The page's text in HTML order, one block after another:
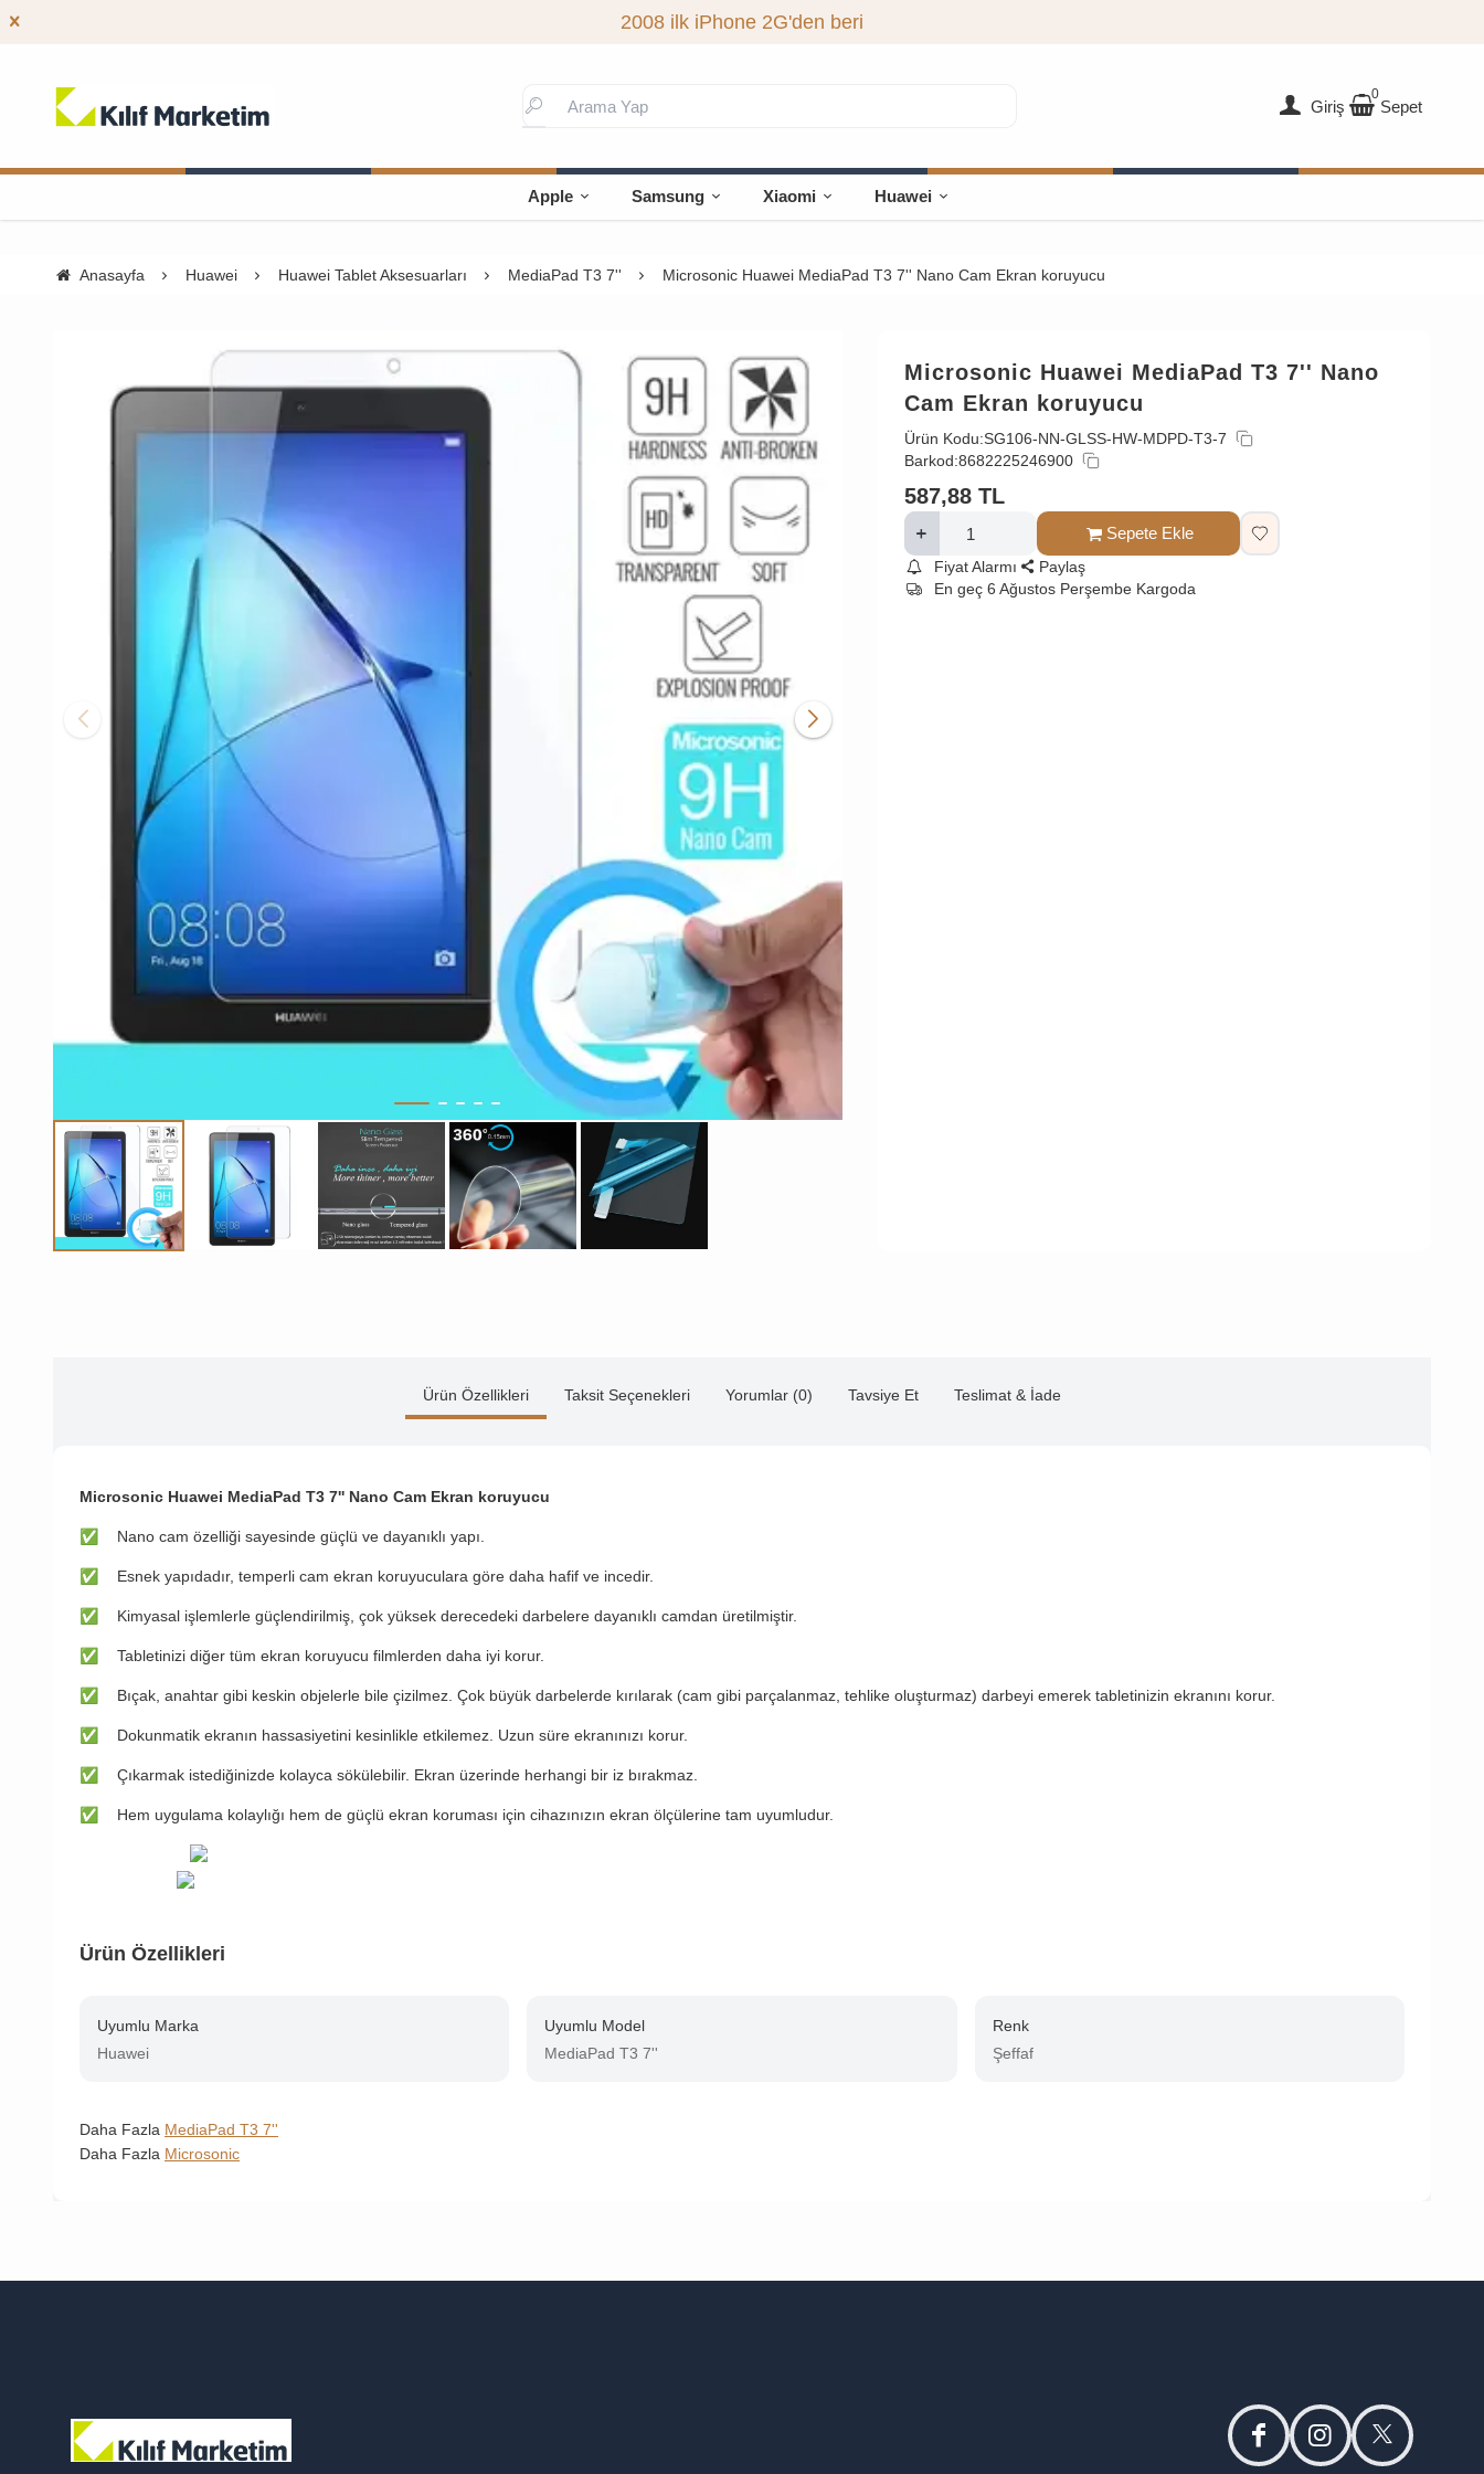
2008 ilk iPhone 2G'den beri
Giriş
0
Sepet
Apple Samsung Xiaomi Huawei
Anasayfa Huawei Huawei Tablet Aksesuarları MediaPad T3 7'' Microsonic Huawei MediaPad T3 7'' Nano Cam Ekran koruyucu
Microsonic Huawei MediaPad T3 7'' Nano
Cam Ekran koruyucu
Ürün Kodu:SG106-NN-GLSS-HW-MDPD-T3-7
Barkod:8682225246900
587,88 TL
Sepete Ekle
Fiyat Alarmı
Paylaş
En geç 6 Ağustos Perşembe Kargoda
Ürün Özellikleri Taksit Seçenekleri Yorumlar (0) Tavsiye Et Teslimat & İade
Microsonic Huawei MediaPad T3 7'' Nano Cam Ekran koruyucu
✅ Nano cam özelliği sayesinde güçlü ve dayanıklı yapı.
✅ ​Esnek yapıdadır, temperli cam ekran koruyuculara göre daha hafif ve incedir.
✅ ​Kimyasal işlemlerle güçlendirilmiş, çok yüksek derecedeki darbelere dayanıklı camdan üretilmiştir.
✅ Tabletinizi diğer tüm ekran koruyucu filmlerden daha iyi korur.
✅ Bıçak, anahtar gibi keskin objelerle bile çizilmez. Çok büyük darbelerde kırılarak (cam gibi parçalanmaz, tehlike oluşturmaz) darbeyi emerek tabletinizin ekranını korur.
✅ ​Dokunmatik ekranın hassasiyetini kesinlikle etkilemez. Uzun süre ekranınızı korur.
✅ ​Çıkarmak istediğinizde kolayca sökülebilir. Ekran üzerinde herhangi bir iz bırakmaz.
✅ ​Hem uygulama kolaylığı hem de güçlü ekran koruması için cihazınızın ekran ölçülerine tam uyumludur.
Ürün Özellikleri
Uyumlu Marka
Huawei
Uyumlu Model
MediaPad T3 7''
Renk
Şeffaf
Daha Fazla MediaPad T3 7''
Daha Fazla Microsonic
facebookinstagramtwitter